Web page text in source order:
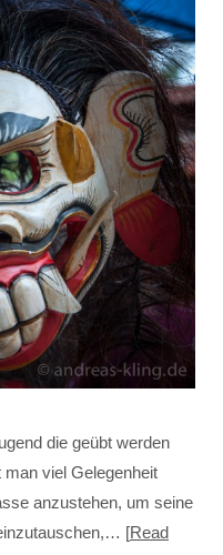
die geübt werden
viel Gelegenheit
anzustehen, um seine
Read